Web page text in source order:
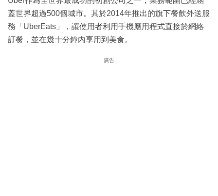
蓋世界超過500個城市。其於2014年推出的旗下餐飲外送服
務「UberEats」，讓使用者利用手機應用程式直接於網絡
訂餐，並在幾十分鐘內享用到美食。
廣告